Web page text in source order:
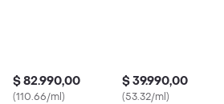
$ 82.990,00
(110.66/ml)
$ 39.990,00
(53.32/ml)